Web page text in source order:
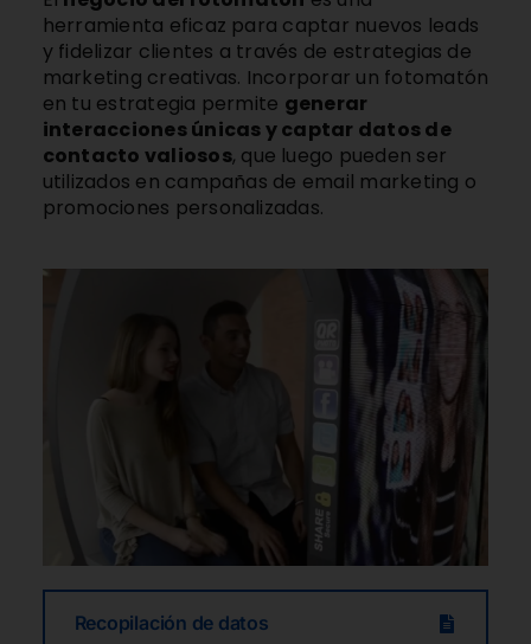
herramienta eficaz para captar nuevos leads
y fidelizar clientes a través de estrategias de
marketing creativas. Incorporar un fotomatón
en tu estrategia permite generar
interacciones únicas y captar datos de
contacto valiosos, que luego pueden ser
utilizados en campañas de email marketing o
promociones personalizadas.
Recopilación de datos